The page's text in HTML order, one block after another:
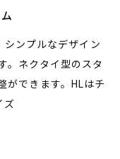
シンプルなデザイン
。ネクタイ型のスタ
ができます。HLはチ
ズ